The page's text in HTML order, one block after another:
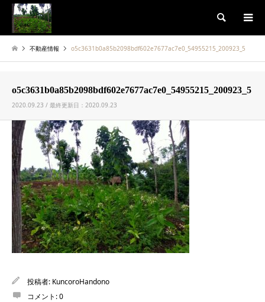
検索
不動産情報 o5c3631b0a85b2098bdf602e7677ac7e0_54955215_200923_5
o5c3631b0a85b2098bdf602e7677ac7e0_54955215_200923_5
2020.09.23 / 最終更新日：2020.09.23
投稿者: KuncoroHandono
コメント:0